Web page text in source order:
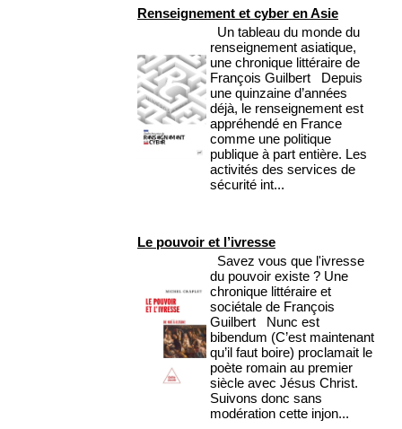
Renseignement et cyber en Asie
Un tableau du monde du
renseignement asiatique,
une chronique littéraire de
François Guilbert Depuis
une quinzaine d’années
déjà, le renseignement est
appréhendé en France
comme une politique
publique à part entière. Les
activités des services de
sécurité int...
Le pouvoir et l’ivresse
Savez vous que l'ivresse
du pouvoir existe ? Une
chronique littéraire et
sociétale de François
Guilbert Nunc est
bibendum (C’est maintenant
qu’il faut boire) proclamait le
poète romain au premier
siècle avec Jésus Christ.
Suivons donc sans
modération cette injon...